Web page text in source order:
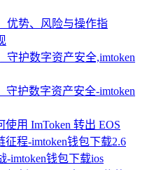
优势、风险与操作指
守护数字资产安全,imtoken
守护数字资产安全-imtoken
用 ImToken 转出 EOS
征程-imtoken钱包下载2.6
-imtoken钱包下载ios